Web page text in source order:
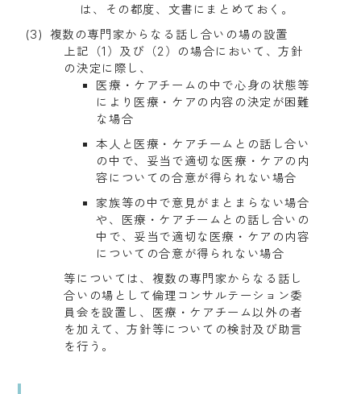
は、その都度、文書にまとめておく。
複数の専門家からなる話し合いの場の設置
上記（1）及び（2）の場合において、方針
の決定に際し、
医療・ケアチームの中で心身の状態等
により医療・ケアの内容の決定が困難
な場合
本人と医療・ケアチームとの話し合い
の中で、妥当で適切な医療・ケアの内
容についての合意が得られない場合
家族等の中で意見がまとまらない場合
や、医療・ケアチームとの話し合いの
中で、妥当で適切な医療・ケアの内容
についての合意が得られない場合
等については、複数の専門家からなる話し
合いの場として倫理コンサルテーション委
員会を設置し、医療・ケアチーム以外の者
を加えて、方針等についての検討及び助言
を行う。